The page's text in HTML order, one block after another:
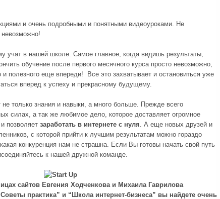
и очень подробными и понятными видеоуроками. Не
невозможно!
учат в нашей школе. Самое главное, когда видишь результаты,
обучение после первого месячного курса просто невозможно,
и полезного еще впереди! Все это захватывает и остановиться уже
вперед к успеху и прекрасному будущему.
только знания и навыки, а много больше. Прежде всего
силах, а так же любимое дело, которое доставляет огромное
позволяет заработать в интернете с нуля . А еще новых друзей и
с которой прийти к лучшим результатам можно гораздо
конкуренция нам не страшна. Если Вы готовы начать свой путь
к нашей дружной команде.
сайтов Евгения Ходченкова и Михаила Гаврилова
практика” и “Школа интернет-бизнеса” вы найдете очень